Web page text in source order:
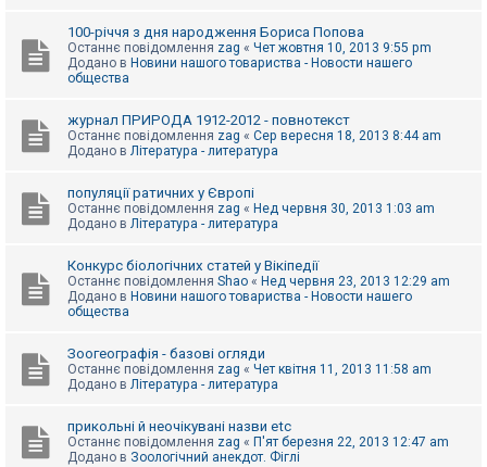
и
е
ш
к
м
г
100-річчя з дня народження Бориса Попова
Останнє повідомлення zag « Чет жовтня 10, 2013 9:55 pm
Додано в Новини нашого товариства - Новости нашего
общества
журнал ПРИРОДА 1912-2012 - повнотекст
Останнє повідомлення zag « Сер вересня 18, 2013 8:44 am
Додано в Література - литература
популяції ратичних у Європі
Останнє повідомлення zag « Нед червня 30, 2013 1:03 am
Додано в Література - литература
Конкурс біологічних статей у Вікіпедії
Останнє повідомлення Shao « Нед червня 23, 2013 12:29 am
Додано в Новини нашого товариства - Новости нашего
общества
Зоогеографія - базові огляди
Останнє повідомлення zag « Чет квітня 11, 2013 11:58 am
Додано в Література - литература
прикольні й неочікувані назви etc
Останнє повідомлення zag « П'ят березня 22, 2013 12:47 am
Додано в Зоологічний анекдот. Фіглі